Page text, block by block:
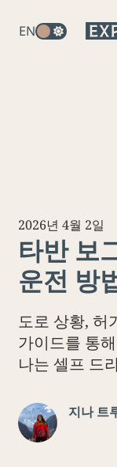
EN
타반 보
운전 방
2026년 4월 2일
도로 상황, 허
가이드를 통
나는 셀프 드
지나 트